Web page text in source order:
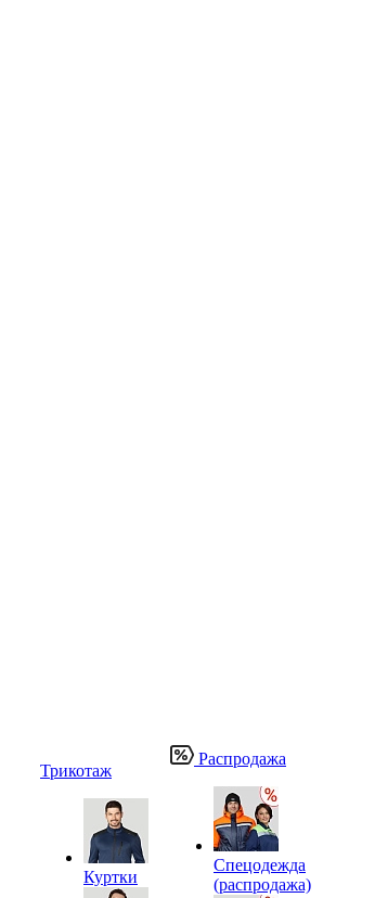
Трикотаж
Куртки
Распродажа
Спецодежда
(распродажа)